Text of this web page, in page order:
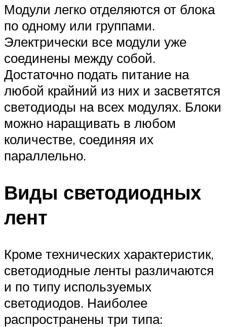
Модули легко отделяются от блока
по одному или группами.
Электрически все модули уже
соединены между собой.
Достаточно подать питание на
любой крайний из них и засветятся
светодиоды на всех модулях. Блоки
можно наращивать в любом
количестве, соединяя их
параллельно.
Виды светодиодных
лент
Кроме технических характеристик,
светодиодные ленты различаются
и по типу используемых
светодиодов. Наиболее
распространены три типа: